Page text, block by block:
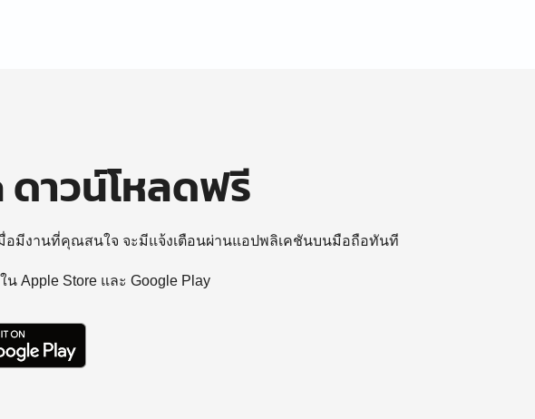
าวน์โหลดฟรี
อมีงานที่คุณสนใจ จะมีแจ้งเตือนผ่านแอปพลิเคชันบนมือถือทันที
Apple Store และ Google Play